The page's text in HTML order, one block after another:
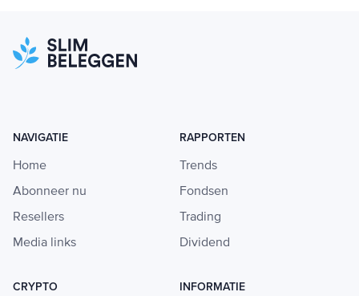
NAVIGATIE
Home
Abonneer nu
Resellers
Media links
RAPPORTEN
Trends
Fondsen
Trading
Dividend
CRYPTO INFORMATIE